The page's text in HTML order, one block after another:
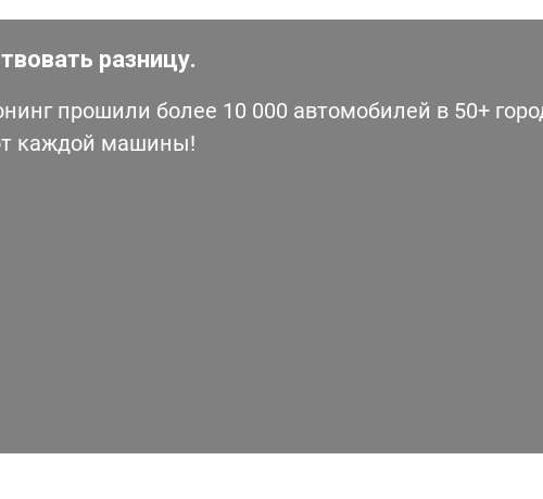
разницу.
прошили более 10 000 автомобилей в 50+
каждой машины!